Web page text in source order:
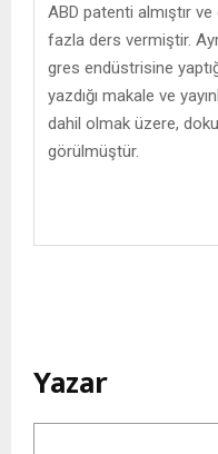
ABD patenti almıştır
fazla ders vermiştir.
gres endüstrisine
yazdığı makale ve
dahil olmak üzere,
görülmüştür.
Yazar